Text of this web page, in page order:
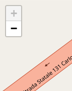
+
−